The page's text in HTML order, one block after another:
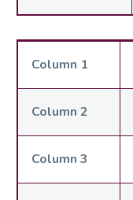
Column 1
Column 2
Column 3